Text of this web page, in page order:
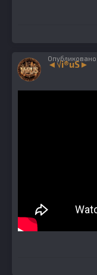
◄√i®uS►
Опубликовано